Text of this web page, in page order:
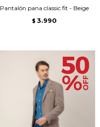
Pantalón pana classic fit - Beige
$ 3.990